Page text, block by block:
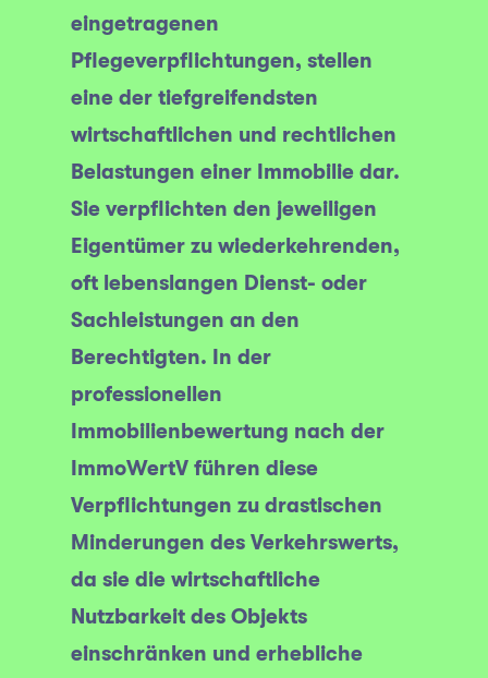
eingetragenen
Pflegeverpflichtungen, stellen
eine der tiefgreifendsten
wirtschaftlichen und rechtlichen
Belastungen einer Immobilie dar.
Sie verpflichten den jeweiligen
Eigentümer zu wiederkehrenden,
oft lebenslangen Dienst- oder
Sachleistungen an den
Berechtigten. In der
professionellen
Immobilienbewertung nach der
ImmoWertV führen diese
Verpflichtungen zu drastischen
Minderungen des Verkehrswerts,
da sie die wirtschaftliche
Nutzbarkeit des Objekts
einschränken und erhebliche